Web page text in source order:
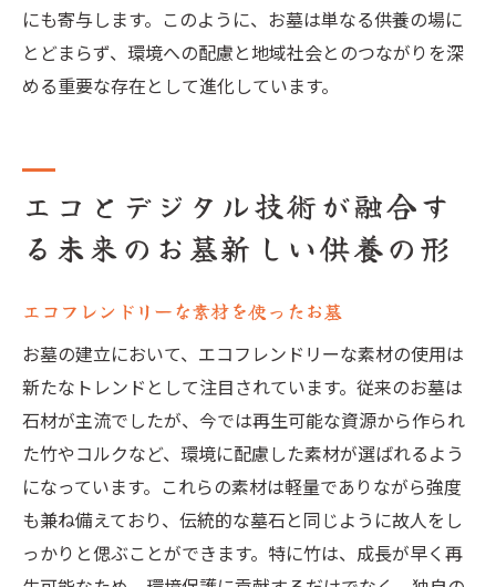
にも寄与します。このように、お墓は単なる供養の場に
とどまらず、環境への配慮と地域社会とのつながりを深
める重要な存在として進化しています。
エコとデジタル技術が融合す
る未来のお墓新しい供養の形
エコフレンドリーな素材を使ったお墓
お墓の建立において、エコフレンドリーな素材の使用は
新たなトレンドとして注目されています。従来のお墓は
石材が主流でしたが、今では再生可能な資源から作られ
た竹やコルクなど、環境に配慮した素材が選ばれるよう
になっています。これらの素材は軽量でありながら強度
も兼ね備えており、伝統的な墓石と同じように故人をし
っかりと偲ぶことができます。特に竹は、成長が早く再